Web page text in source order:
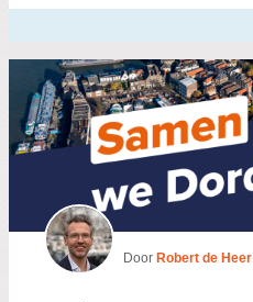
Door Robert de Heer